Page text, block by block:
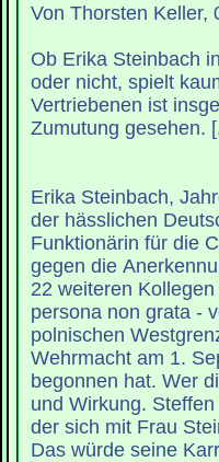
Von Thorsten Keller,
Ob Erika Steinbach
oder nicht, spielt
Vertriebenen ist
Zumutung gesehen.
Erika Steinbach,
der hässlichen
Funktionärin für die
gegen die
22 weiteren
persona non grata -
polnischen
Wehrmacht am 1.
begonnen hat. Wer
und Wirkung.
der sich mit Frau
Das würde seine